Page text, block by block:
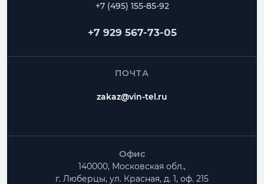
+7 (495) 155-85-92
+7 929 567-73-05
ПОЧТА
zakaz@vin-tel.ru
Офис
140000, Московская обл.,
г. Люберцы, ул. Красная, д. 1, оф. 215